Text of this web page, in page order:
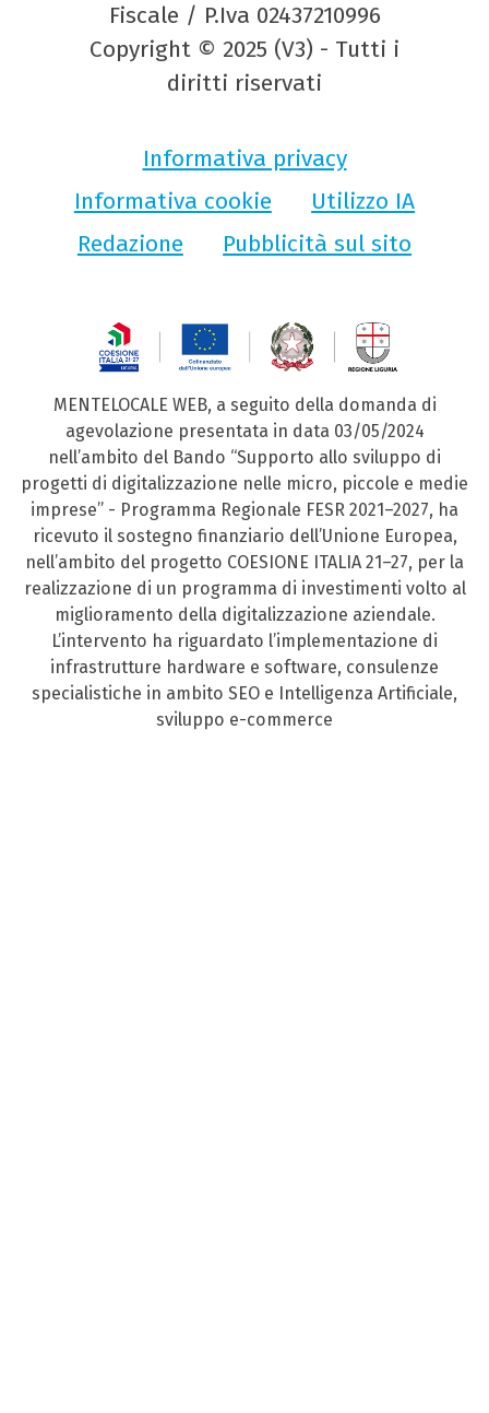
Fiscale / P.Iva 02437210996
Copyright © 2025 (V3) - Tutti i
diritti riservati
Informativa privacy
Informativa cookie
Utilizzo IA
Redazione
Pubblicità sul sito
MENTELOCALE WEB, a seguito della domanda di
agevolazione presentata in data 03/05/2024
nell’ambito del Bando “Supporto allo sviluppo di
progetti di digitalizzazione nelle micro, piccole e medie
imprese” - Programma Regionale FESR 2021–2027, ha
ricevuto il sostegno finanziario dell’Unione Europea,
nell’ambito del progetto COESIONE ITALIA 21–27, per la
realizzazione di un programma di investimenti volto al
miglioramento della digitalizzazione aziendale.
L’intervento ha riguardato l’implementazione di
infrastrutture hardware e software, consulenze
specialistiche in ambito SEO e Intelligenza Artificiale,
sviluppo e-commerce